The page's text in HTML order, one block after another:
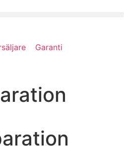
Garanti